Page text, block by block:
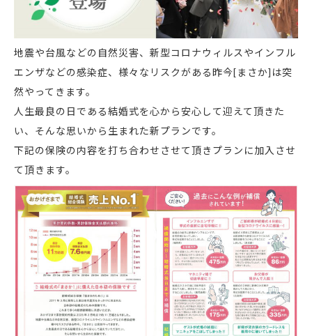
地震や台風などの自然災害、新型コロナウィルスやインフル
エンザなどの感染症、様々なリスクがある昨今[まさか]は突
然やってきます。
人生最良の日である結婚式を心から安心して迎えて頂きた
い、そんな思いから生まれた新プランです。
下記の保険の内容を打ち合わせさせて頂きプランに加入させ
て頂きます。